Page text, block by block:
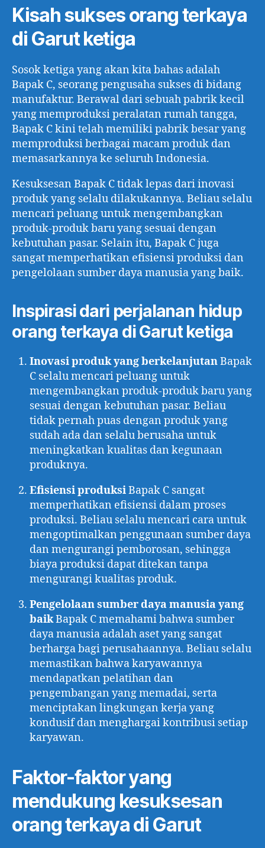
Kisah sukses orang terkaya
di Garut ketiga
Sosok ketiga yang akan kita bahas adalah
Bapak C, seorang pengusaha sukses di bidang
manufaktur. Berawal dari sebuah pabrik kecil
yang memproduksi peralatan rumah tangga,
Bapak C kini telah memiliki pabrik besar yang
memproduksi berbagai macam produk dan
memasarkannya ke seluruh Indonesia.
Kesuksesan Bapak C tidak lepas dari inovasi
produk yang selalu dilakukannya. Beliau selalu
mencari peluang untuk mengembangkan
produk-produk baru yang sesuai dengan
kebutuhan pasar. Selain itu, Bapak C juga
sangat memperhatikan efisiensi produksi dan
pengelolaan sumber daya manusia yang baik.
Inspirasi dari perjalanan hidup
orang terkaya di Garut ketiga
Inovasi produk yang berkelanjutanBapak
C selalu mencari peluang untuk
mengembangkan produk-produk baru yang
sesuai dengan kebutuhan pasar. Beliau
tidak pernah puas dengan produk yang
sudah ada dan selalu berusaha untuk
meningkatkan kualitas dan kegunaan
produknya.
Efisiensi produksiBapak C sangat
memperhatikan efisiensi dalam proses
produksi. Beliau selalu mencari cara untuk
mengoptimalkan penggunaan sumber daya
dan mengurangi pemborosan, sehingga
biaya produksi dapat ditekan tanpa
mengurangi kualitas produk.
Pengelolaan sumber daya manusia yang
baikBapak C memahami bahwa sumber
daya manusia adalah aset yang sangat
berharga bagi perusahaannya. Beliau selalu
memastikan bahwa karyawannya
mendapatkan pelatihan dan
pengembangan yang memadai, serta
menciptakan lingkungan kerja yang
kondusif dan menghargai kontribusi setiap
karyawan.
Faktor-faktor yang
mendukung kesuksesan
orang terkaya di Garut